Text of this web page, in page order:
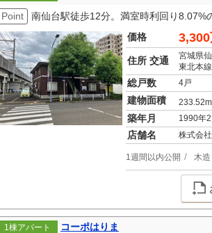
Point
南仙台駅徒歩12分。満室時利回り8.07%
価格
3,300
住所 交通
宮城県
東北本
総戸数 4戸
建物面積 233.52m
築年月 1990年
店舗名 株式会
1週間以内公開 木造
1棟アパート
コーポはりま